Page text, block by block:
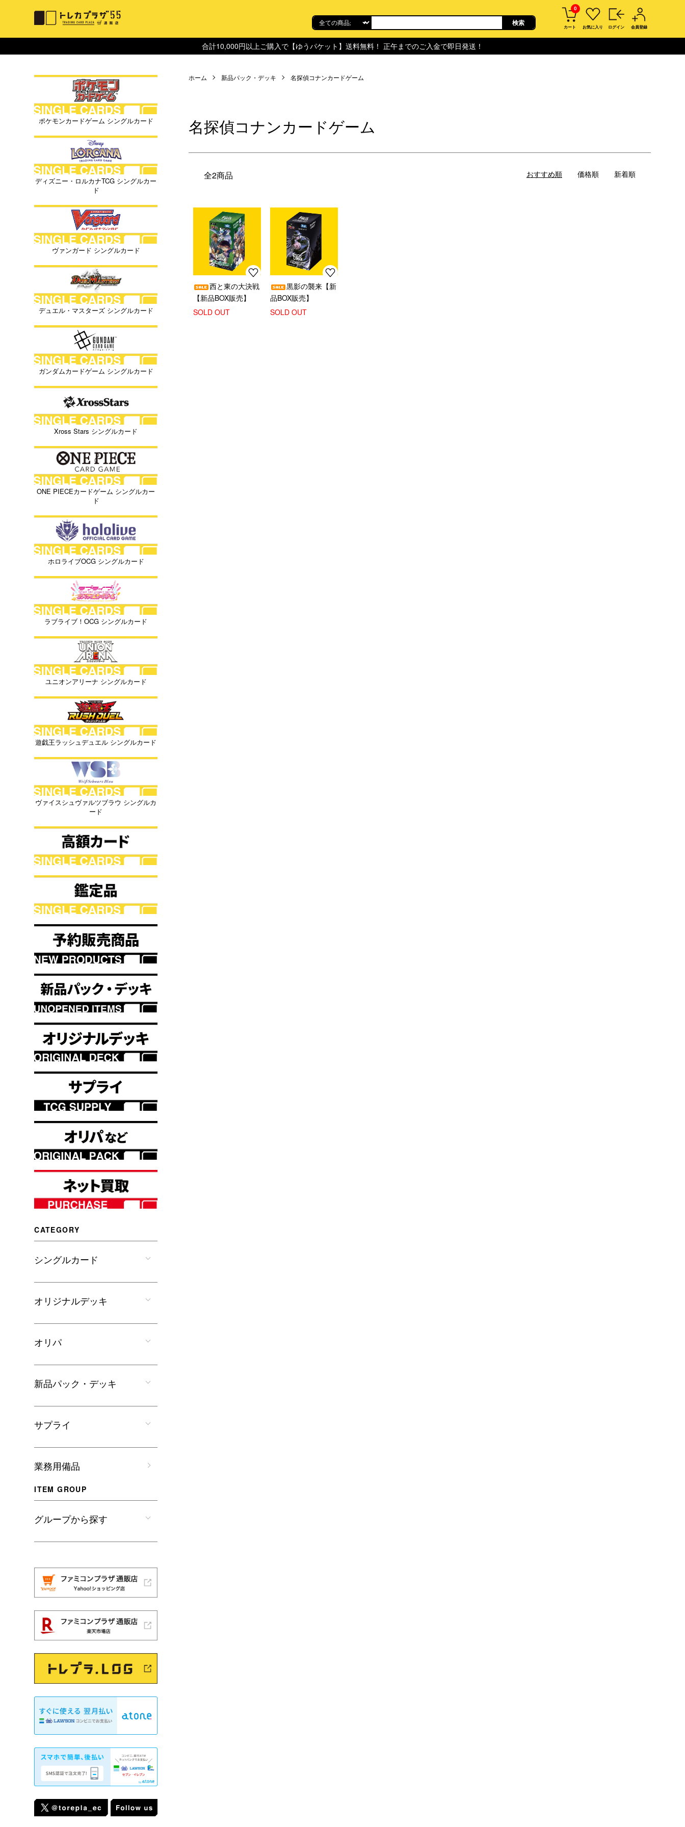
0
カート お気に入り ログイン 会員登録
合計10,000円以上ご購入で【ゆうパケット】送料無料！ 正午までのご入金で即日発送！
ホーム 新品パック・デッキ 名探偵コナンカードゲーム
名探偵コナンカードゲーム
全2商品 おすすめ順 価格順 新着順
西と東の大決戦
【新品BOX販売】
SOLD OUT
黒影の襲来【新
品BOX販売】
SOLD OUT
ポケモンカードゲーム シングルカード
ディズニー・ロルカナTCG シングルカー
ド
ヴァンガード シングルカード
デュエル・マスターズ シングルカード
ガンダムカードゲーム シングルカード
Xross Stars シングルカード
ONE PIECEカードゲーム シングルカー
ド
ホロライブOCG シングルカード
ラブライブ！OCG シングルカード
ユニオンアリーナ シングルカード
遊戯王ラッシュデュエル シングルカード
ヴァイスシュヴァルツブラウ シングルカ
ード
CATEGORY
シングルカード
オリジナルデッキ
オリパ
新品パック・デッキ
サプライ
業務用備品
ITEM GROUP
グループから探す